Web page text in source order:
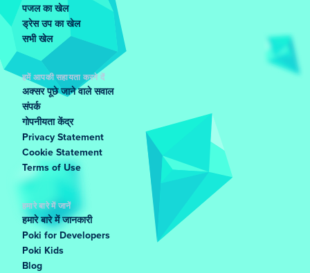
पजल का खेल
ड्रेस उप का खेल
सभी खेल
हमें आपकी सहायता करने दें
अक्सर पूछे जाने वाले सवाल
संपर्क
गोपनीयता केंद्र
Privacy Statement
Cookie Statement
Terms of Use
हमारे बारे में जानें
हमारे बारे में जानकारी
Poki for Developers
Poki Kids
Blog